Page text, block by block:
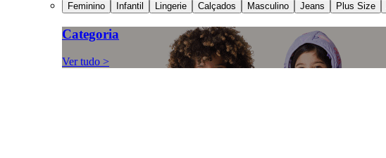
Feminino Infantil Lingerie Calçados Masculino Jeans Plus Size
Categoria
Ver tudo >